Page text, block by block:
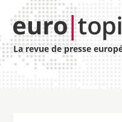
La revue de presse